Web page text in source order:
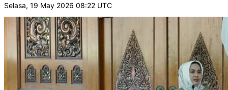
Selasa, 19 May 2026 08:22 UTC